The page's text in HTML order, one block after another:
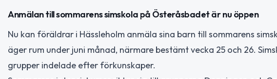
Anmälan till sommarens simskola på Österåsbadet är nu öppen
Nu kan föräldrar i Hässleholm anmäla sina barn till sommarens
äger rum under juni månad, närmare bestämt vecka 25 och 26.
grupper indelade efter förkunskaper.